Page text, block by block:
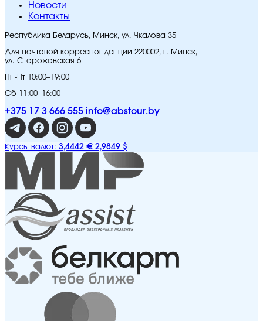
Новости
Контакты
Республика Беларусь, Минск, ул. Чкалова 35
Для почтовой корреспонденции 220002, г. Минск,
ул. Сторожовская 6
Пн-Пт 10:00–19:00
Сб 11:00–16:00
+375 17 3 666 555 info@abstour.by
Курсы валют: 3,4442 € 2,9849 $